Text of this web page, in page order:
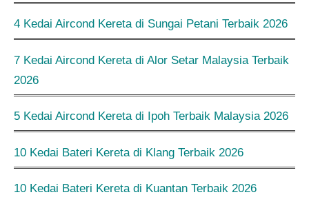
4 Kedai Aircond Kereta di Sungai Petani Terbaik 2026
7 Kedai Aircond Kereta di Alor Setar Malaysia Terbaik
2026
5 Kedai Aircond Kereta di Ipoh Terbaik Malaysia 2026
10 Kedai Bateri Kereta di Klang Terbaik 2026
10 Kedai Bateri Kereta di Kuantan Terbaik 2026